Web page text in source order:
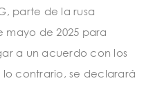
parte de la rusa
mayo de 2025 para
a un acuerdo con los
contrario, se declarará